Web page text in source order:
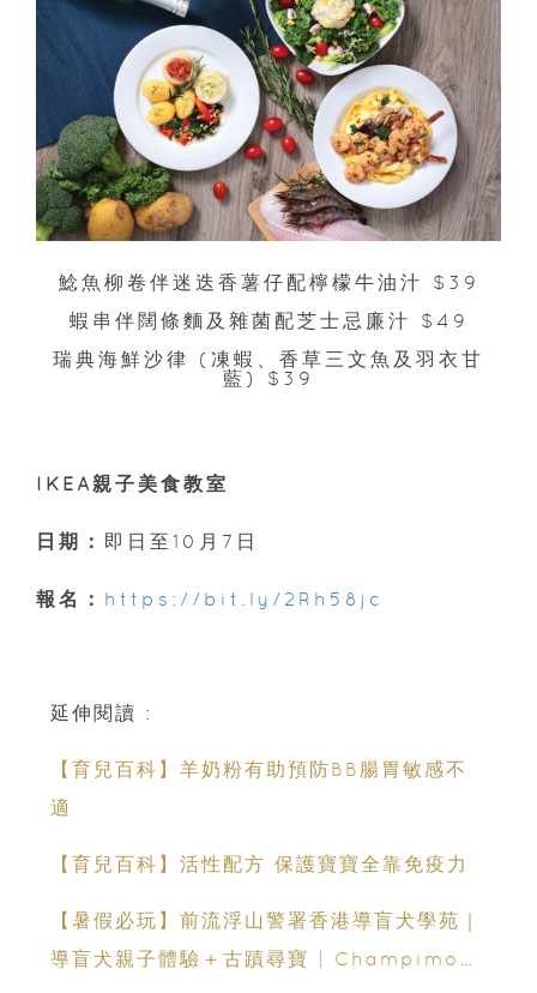
鯰魚柳卷伴迷迭香薯仔配檸檬牛油汁 $39
蝦串伴闊條麵及雜菌配芝士忌廉汁 $49
瑞典海鮮沙律 (凍蝦、香草三文魚及羽衣甘
藍) $39
IKEA親子美食教室
日期： 即日至10月7日
報名： https://bit.ly/2Rh58jc
延伸閱讀 :
【育兒百科】羊奶粉有助預防BB腸胃敏感不
適
【育兒百科】活性配方 保護寶寶全靠免疫力
【暑假必玩】前流浮山警署香港導盲犬學苑｜
導盲犬親子體驗＋古蹟尋寶 | Champimom